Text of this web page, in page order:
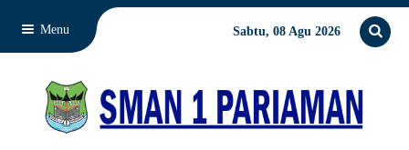
Menu Sabtu, 08 Agu 2026